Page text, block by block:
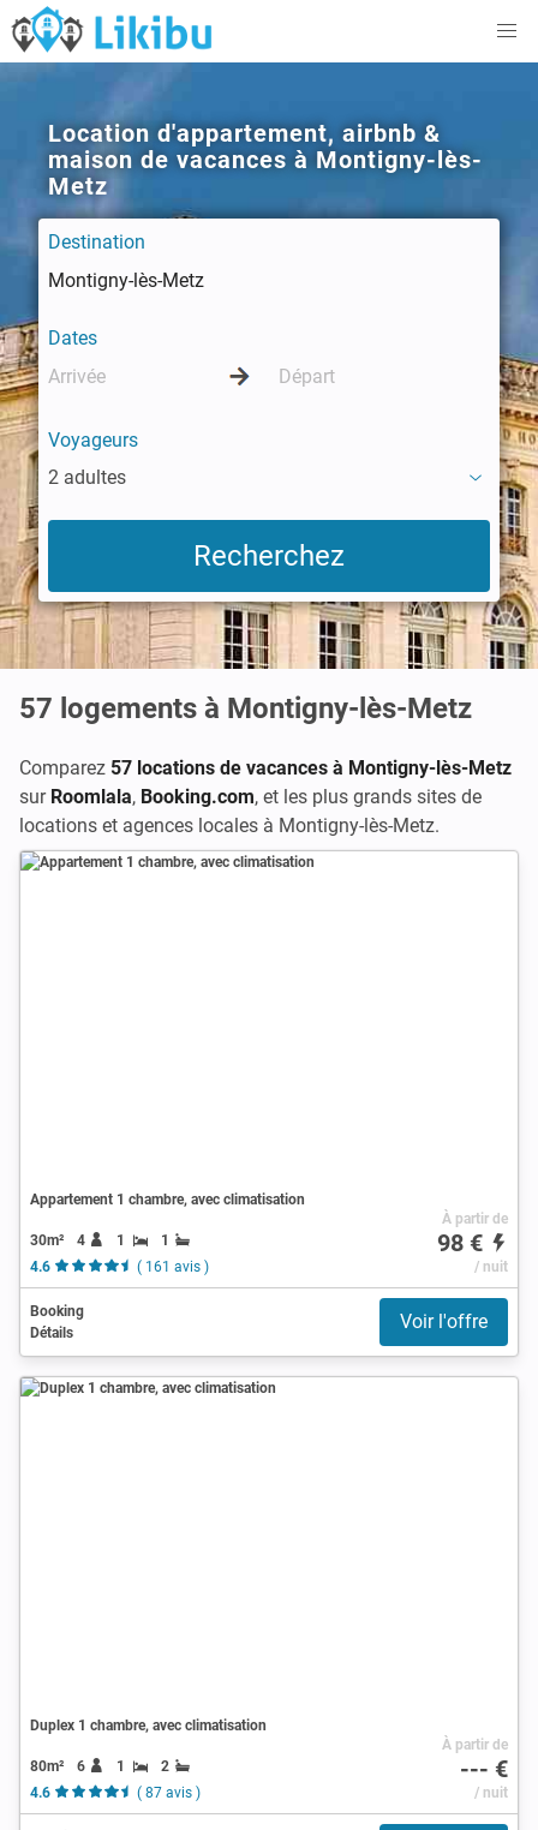
Location d'appartement, airbnb &
maison de vacances à Montigny-lès-
Metz
Destination
Dates
Voyageurs
2 adultes
57 logements à Montigny-lès-Metz
Comparez 57 locations de vacances à Montigny-lès-Metz
sur Roomlala, Booking.com, et les plus grands sites de
locations et agences locales à Montigny-lès-Metz.
Appartement 1 chambre, avec climatisation
30m² 4 1
1
4.6
( 161 avis )
À partir de
98 €
/ nuit
Booking
Détails
Voir l'offre
Duplex 1 chambre, avec climatisation
80m² 6 1
2
4.6
( 87 avis )
À partir de
--- €
/ nuit